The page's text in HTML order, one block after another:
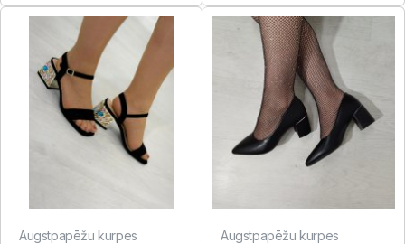
Augstpapēžu kurpes Augstpapēžu kurpes